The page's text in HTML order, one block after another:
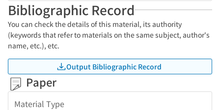
Bibliographic Record
You can check the details of this material, its authority
(keywords that refer to materials on the same subject, author's
name, etc.), etc.
Output Bibliographic Record
Paper
Material Type